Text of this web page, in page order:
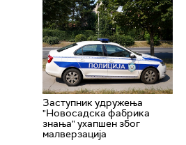
Заступник удружења
"Новосадска фабрика
знања" ухапшен због
малверзација